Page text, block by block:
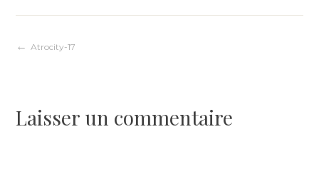
Navigation
l’article
Atrocity-17
Laisser un commentaire